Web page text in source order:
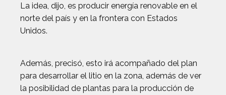
La idea, dijo, es producir energía renovable en el
norte del país y en la frontera con Estados
Unidos.
Además, precisó, esto irá acompañado del plan
para desarrollar el litio en la zona, además de ver
la posibilidad de plantas para la producción de